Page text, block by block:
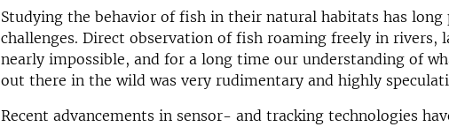
Studying the behavior of fish in their natural habitats has long
challenges. Direct observation of fish roaming freely in rivers,
nearly impossible, and for a long time our understanding of
out there in the wild was very rudimentary and highly
Recent advancements in sensor- and tracking technologies